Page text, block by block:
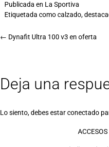
Publicada en La Sportiva
Etiquetada comocalzado,
← Dynafit Ultra 100 v3 en oferta
Deja una
Lo siento, debes estarconectado